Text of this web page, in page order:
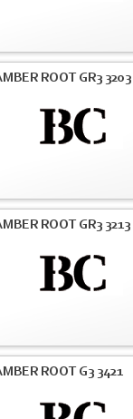
ROOT GR3 3203
ROOT GR3 3213
ROOT G3 3421